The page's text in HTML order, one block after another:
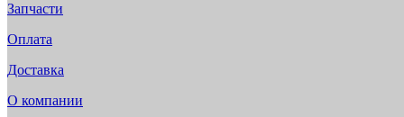
Запчасти
Оплата
Доставка
О компании